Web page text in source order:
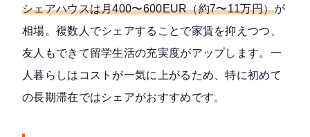
シェアハウスは月400〜600EUR（約7〜11万円）が
相場。複数人でシェアすることで家賃を抑えつつ、
友人もできて留学生活の充実度がアップします。一
人暮らしはコストが一気に上がるため、特に初めて
の長期滞在ではシェアがおすすめです。